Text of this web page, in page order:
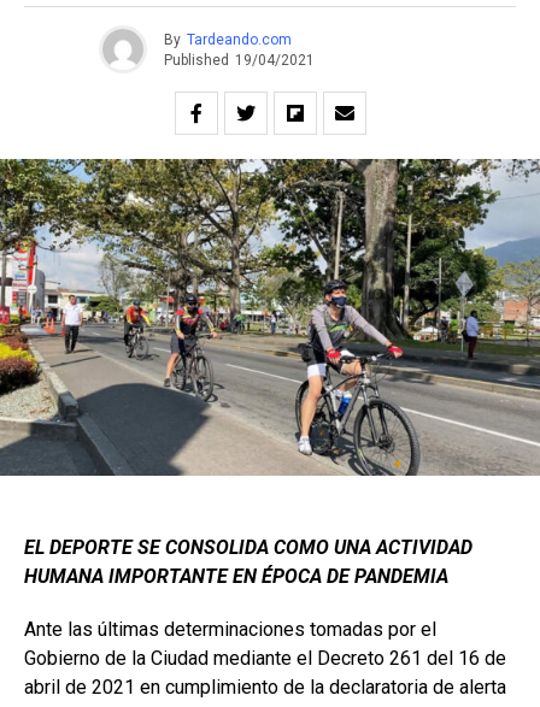
By Tardeando.com
Published 19/04/2021
EL DEPORTE SE CONSOLIDA COMO UNA ACTIVIDAD
HUMANA IMPORTANTE EN ÉPOCA DE PANDEMIA
Ante las últimas determinaciones tomadas por el
Gobierno de la Ciudad mediante el Decreto 261 del 16 de
abril de 2021 en cumplimiento de la declaratoria de alerta